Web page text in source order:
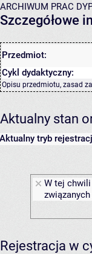
ARCHIWUM PRAC
Szczegółowe
Przedmiot:
Cykl dydaktyczny:
Opisu przedmiotu, zasad
Aktualny stan
Aktualny tryb
W tej
Rejestracja w